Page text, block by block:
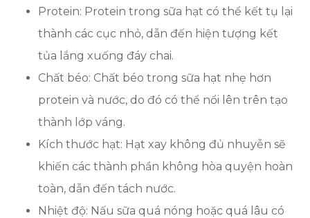
Protein: Protein trong sữa hạt có thể kết tụ lại
thành các cục nhỏ, dẫn đến hiện tượng kết
tủa lắng xuống đáy chai.
Chất béo: Chất béo trong sữa hạt nhẹ hơn
protein và nước, do đó có thể nổi lên trên tạo
thành lớp váng.
Kích thước hạt: Hạt xay không đủ nhuyễn sẽ
khiến các thành phần không hòa quyện hoàn
toàn, dẫn đến tách nước.
Nhiệt độ: Nấu sữa quá nóng hoặc quá lâu có